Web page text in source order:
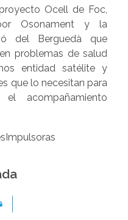
Ocell de Foc,
Osonament y la
del Berguedà que
problemas de salud
entidad satélite y
que lo necesitan para
acompañamiento